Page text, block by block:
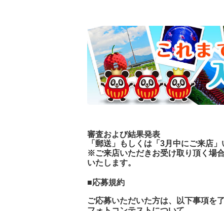
審査および結果発表
「郵送」もしくは「3月中にご来店
※ご来店いただきお受け取り頂く場
いたします。
■応募規約
ご応募いただいた方は、以下事項を